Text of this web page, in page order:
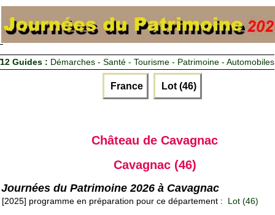
12 Guides : Démarches - Santé - Tourisme - Patrimoine - Automobiles
France Lot (46)
Château de Cavagnac
Cavagnac (46)
Journées du Patrimoine 2026 à Cavagnac
[2025] programme en préparation pour ce département : Lot (46)